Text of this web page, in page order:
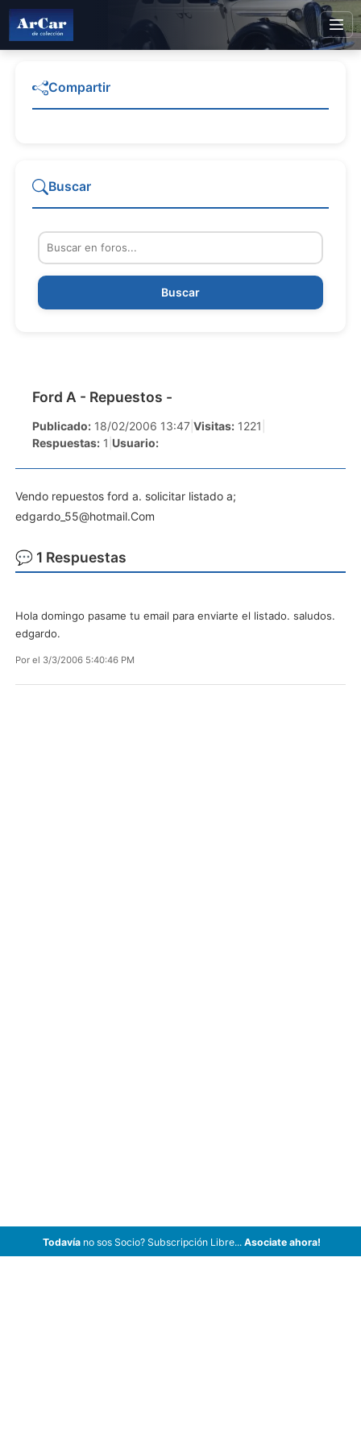
Ford A - Repuestos -
Publicado: 18/02/2006 13:47 Visitas: 1221
Respuestas: 1 Usuario:
Vendo repuestos ford a. solicitar listado a;
edgardo_55@hotmail.Com
💬 1 Respuestas
Hola domingo pasame tu email para enviarte el listado. saludos.
edgardo.
Por el 3/3/2006 5:40:46 PM
Compartir
Buscar
Buscar
Todavíano sos Socio? Subscripción Libre... Asociate ahora!